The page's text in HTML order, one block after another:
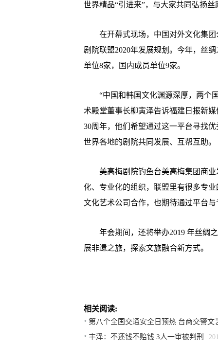
世界精品“引进来”，与大家共同弘扬
在开幕式现场，中国对外文化集团
剧院联盟2020年发展规划。今年，丝
单位8家，国内成员单位9家。
“中国和韩国文化渊源深厚，两个国
术殿堂董事长柳寅泽告诉福建日报新媒
30周年，他们希望通过这一平台寻找
世界各地的剧院共同发展、互帮互助。
美高梅剧院钓鱼台美高梅集团商业
化、专业化的组织，联盟里有很多专
文化艺术公司合作，也期待通过平台
年会期间，还将举办2019 年丝绸之
展非遗之旅，探索文旅融合新方式。
相关阅读:
第八个全国交通安全日预热 台商交警文
丰泽：不还钱不赔钱 3人一审被判刑